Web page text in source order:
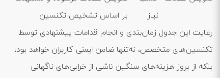
نیاز
بر اساس تشخیص تکنسین
رعایت این جدول زمان‌بندی و انجام اقدامات پیشنهادی توسط
تکنسین‌های متخصص، نه‌تنها ضامن ایمنی کاربران خواهد بود،
بلکه از بروز هزینه‌های سنگین ناشی از خرابی‌های ناگهانی